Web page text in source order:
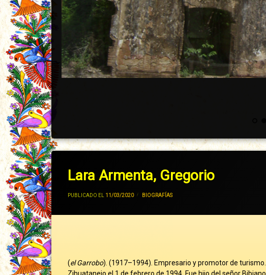
Lara Armenta, Gregorio
PUBLICADO EL 11/03/2020
JIVANCM
CATEGORÍAS:
BIOGRAFÍAS
(el Garrobo). (1917–1994). Empresario y promotor de